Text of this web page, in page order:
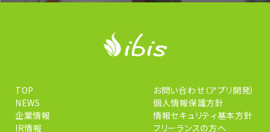
TOP
NEWS
企業情報
IR情報
お問い合わせ（アプリ開発）
個人情報保護方針
情報セキュリティ基本方針
フリーランスの方へ